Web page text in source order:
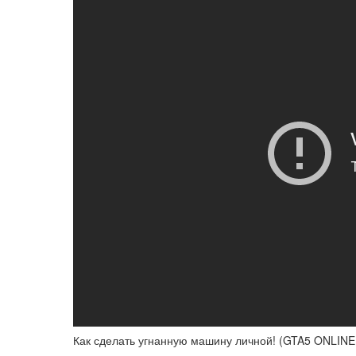
Как сделать угнанную машину личной! (GTA5